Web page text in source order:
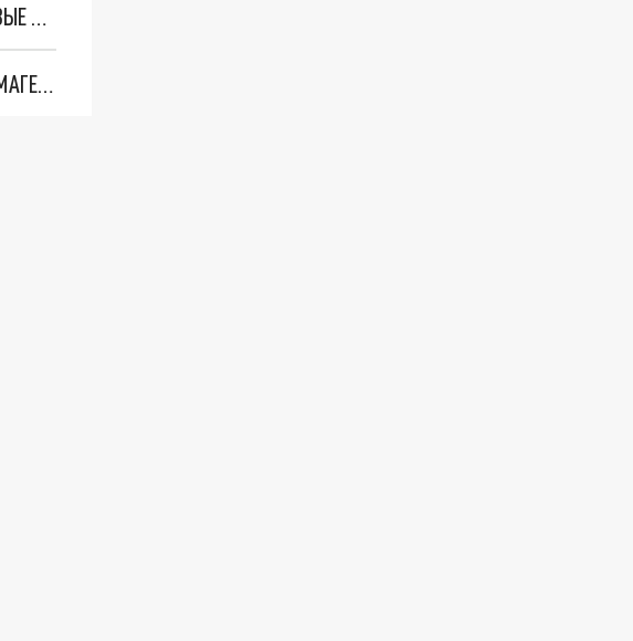
"ОЧЕНЬ ПЛОХИЕ НОВОСТИ": БОЛЬШАЯ ОШИБКА PALANTIR В РОССИИ. СТРАНЫ НАТО ВПЕРВЫЕ ЗА СВО ОСТАНОВИЛИ ПОСТАВКИ ОРУЖИЯ. ВСУ ТЕРЯЮТ ПРИГРАНИЧЬЕ?
ТРИ ГЛАВНЫХ ИНСАЙДА ОБ СВО. ОТМЕНА МОБИЛИЗАЦИИ И ВОЗВРАЩЕНИЕ "ГЕНЕРАЛА АРМАГЕДДОНА"? ОТЛИЧНЫЕ НОВОСТИ, КОТОРЫЕ ЖДАЛИ ВСЕ